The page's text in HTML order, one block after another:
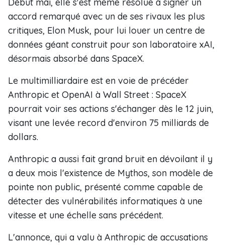
accord remarqué avec un de ses rivaux les plus
critiques, Elon Musk, pour lui louer un centre de
données géant construit pour son laboratoire xAI,
désormais absorbé dans SpaceX.
Le multimilliardaire est en voie de précéder
Anthropic et OpenAI à Wall Street : SpaceX
pourrait voir ses actions s'échanger dès le 12 juin,
visant une levée record d'environ 75 milliards de
dollars.
Anthropic a aussi fait grand bruit en dévoilant il y
a deux mois l'existence de Mythos, son modèle de
pointe non public, présenté comme capable de
détecter des vulnérabilités informatiques à une
vitesse et une échelle sans précédent.
L'annonce, qui a valu à Anthropic de accusations